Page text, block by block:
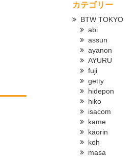
カテゴリー
BTW TOKYO
abi
assun
ayanon
AYURU
fuji
getty
hidepon
hiko
isacom
kame
kaorin
koh
masa